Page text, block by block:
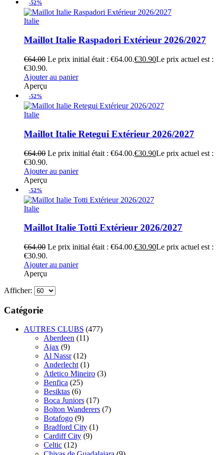
-52%
Italie
Maillot Italie Raspadori Extérieur 2026/2027
€64.00 Le prix initial était : €64.00.€30.90Le prix actuel est :
€30.90.
Ajouter au panier
Aperçu
-52%
Italie
Maillot Italie Retegui Extérieur 2026/2027
€64.00 Le prix initial était : €64.00.€30.90Le prix actuel est :
€30.90.
Ajouter au panier
Aperçu
-52%
Italie
Maillot Italie Totti Extérieur 2026/2027
€64.00 Le prix initial était : €64.00.€30.90Le prix actuel est :
€30.90.
Ajouter au panier
Aperçu
Afficher:
Catégorie
AUTRES CLUBS (477)
Aberdeen (11)
Ajax (9)
Al Nassr (12)
Anderlecht (1)
Atletico Mineiro (3)
Benfica (25)
Besiktas (6)
Boca Juniors (17)
Bolton Wanderers (7)
Botafogo (9)
Bradford City (1)
Cardiff City (9)
Celtic (12)